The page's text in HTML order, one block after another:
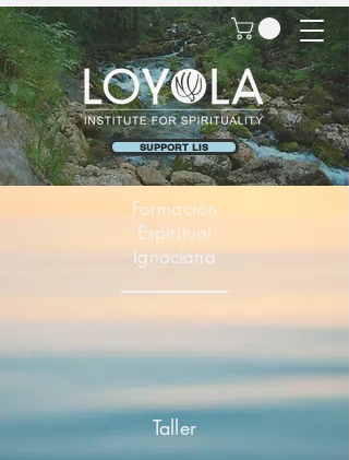
SUPPORT LIS
Formación
Espiritual
Ignaciana
Taller